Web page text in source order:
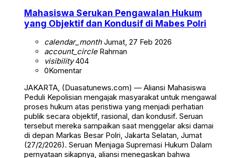
Mahasiswa Serukan Pengawalan Hukum
yang Objektif dan Kondusif di Mabes Polri
calendar_monthJumat, 27 Feb 2026
account_circleRahman
visibility404
0Komentar
JAKARTA, (Duasatunews.com) — Aliansi Mahasiswa
Peduli Kepolisian mengajak masyarakat untuk mengawal
proses hukum atas peristiwa yang menjadi perhatian
publik secara objektif, rasional, dan kondusif. Seruan
tersebut mereka sampaikan saat menggelar aksi damai
di depan Markas Besar Polri, Jakarta Selatan, Jumat
(27/2/2026). Seruan Menjaga Supremasi Hukum Dalam
pernyataan sikapnya, aliansi menegaskan bahwa